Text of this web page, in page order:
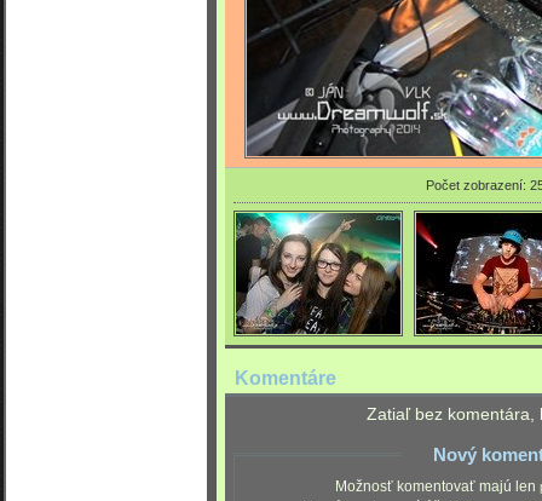
Počet zobrazení:
Komentáre
Zatiaľ bez komentára,
Nový
Možnosť komentovať majú len